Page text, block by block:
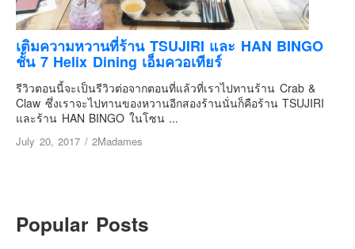
รัสเซีย
ตุรกี-ตุรเคีย
เยอรมัน
ฝรั่งเศส
ออสเตรีย
เบลเยี่ยม
เติมความหวานที่ร้าน TSUJIRI และ HAN BINGO
ชั้น 7 Helix Dining เอ็มควอเทียร์
รีวิวตอนนี้จะเป็นรีวิวต่อจากตอนที่แล้วที่เราไปทานร้าน Crab &
Claw ซึ่งเราจะไปทานของหวานอีกสองร้านนั่นก็คือร้าน TSUJIRI
และร้าน HAN BINGO ในโซน ...
July 20, 2017 / 2Madames
Popular Posts